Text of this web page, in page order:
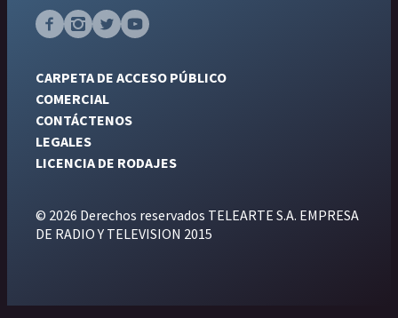
CARPETA DE ACCESO PÚBLICO
COMERCIAL
CONTÁCTENOS
LEGALES
LICENCIA DE RODAJES
© 2026 Derechos reservados TELEARTE S.A. EMPRESA
DE RADIO Y TELEVISION 2015